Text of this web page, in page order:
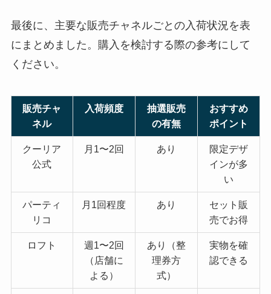
最後に、主要な販売チャネルごとの入荷状況を表
にまとめました。購入を検討する際の参考にして
ください。
販売チャ
ネル
入荷頻度
抽選販売
の有無
おすすめ
ポイント
クーリア
公式
月1〜2回 あり
限定デザ
インが多
い
パーティ
リコ
月1回程度 あり
セット販
売でお得
ロフト
週1〜2回
（店舗に
よる）
あり（整
理券方
式）
実物を確
認できる